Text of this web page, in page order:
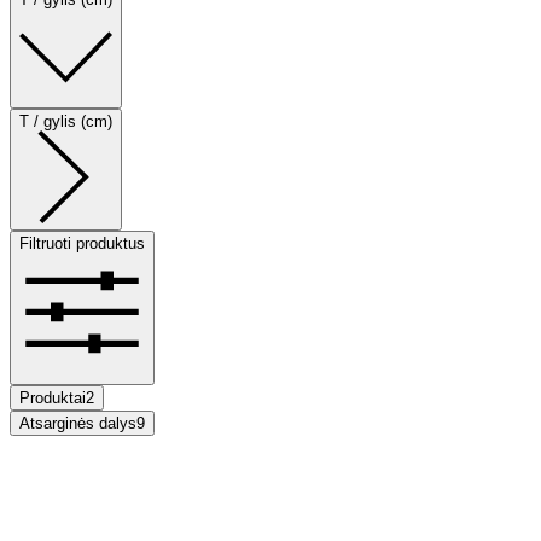
T / gylis (cm)
Filtruoti produktus
Produktai2
Atsarginės dalys9